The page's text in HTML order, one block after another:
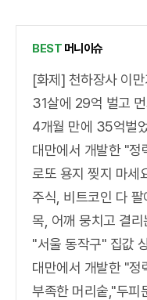
BEST 머니이슈
대만에서 개발한 "정
로또 용지 찢지 마세
주식, 비트코인 다
목, 어깨 뭉치고 결
"서울 동작구" 집값
대만에서 개발한 "